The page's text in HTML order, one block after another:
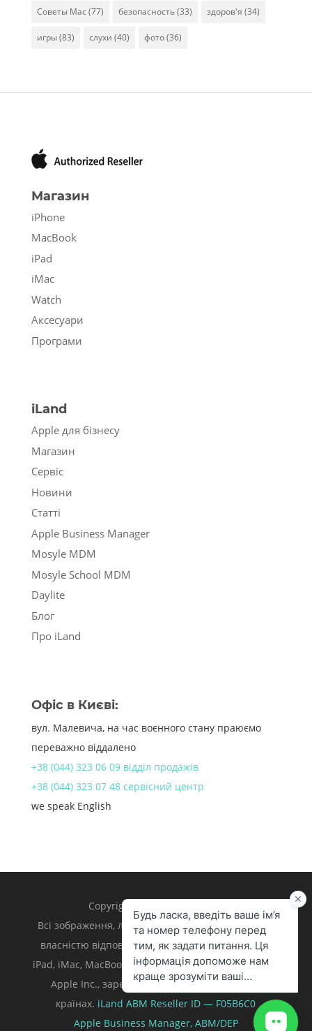
Советы Mac (77) безопасность(33) здоров'я (34)
игры(83) слухи (40) фото(36)
Магазин
iPhone
MacBook
iPad
iMac
Watch
Аксесуари
Програми
iLand
Apple для бізнесу
Магазин
Сервіс
Новини
Статті
Apple Business Manager
Mosyle MDM
Mosyle School MDM
Daylite
Блог
Про iLand
Офіс в Києві:
вул. Малевича, на час воєнного стану праюємо
переважно віддалено
+38 (044) 323 06 09 відділ продажів
+38 (044) 323 07 48 сервісний центр
we speak English
Copyright 1998 – 2024 iLand.
Всі зображення, логотипи та торгівельні марки є
власністю відповідних власників. Apple, iPhone,
iPad, iMac, MacBook, Mac є торгівельними марками
Apple Inc., зареєстрованими у U.S. та інших
країнах. iLand ABM Reseller ID — F05B6C0
Apple Business Manager, ABM/DEP